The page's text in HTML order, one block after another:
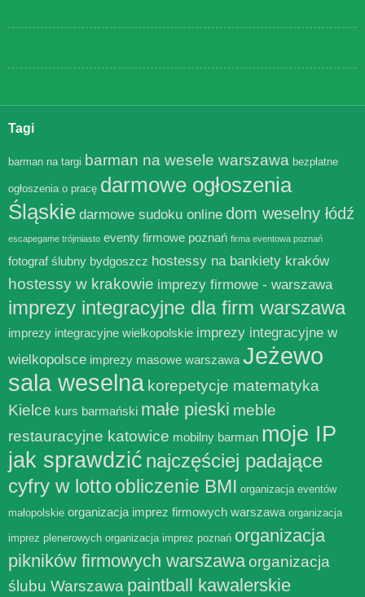
Tagi
barman na targi barman na wesele warszawa bezpłatne
ogłoszenia o pracę darmowe ogłoszenia
Śląskie darmowe sudoku online dom weselny łódź
escapegame trójmiasto eventy firmowe poznań firma eventowa poznań
fotograf ślubny bydgoszcz hostessy na bankiety kraków
hostessy w krakowie imprezy firmowe - warszawa
imprezy integracyjne dla firm warszawa
imprezy integracyjne wielkopolskie imprezy integracyjne w
wielkopolsce imprezy masowe warszawa Jeżewo
sala weselna korepetycje matematyka
Kielce kurs barmański małe pieski meble
restauracyjne katowice mobilny barman moje IP
jak sprawdzić najczęściej padające
cyfry w lottoobliczenie BMI organizacja eventów
małopolskie organizacja imprez firmowych warszawa organizacja
imprez plenerowych organizacja imprez poznań organizacja
pikników firmowych warszawaorganizacja
ślubu Warszawa paintball kawalerskie